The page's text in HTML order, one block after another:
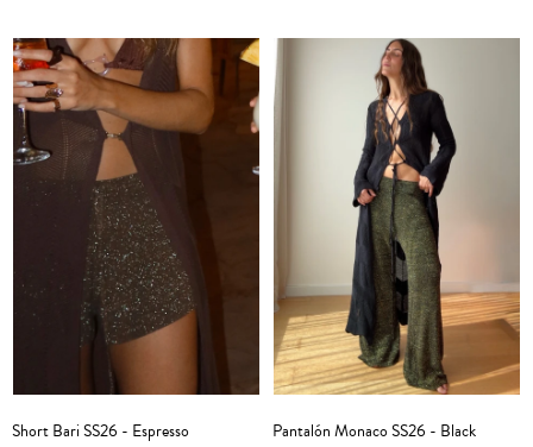
Short Bari SS26 - Espresso Pantalón Monaco SS26 - Black